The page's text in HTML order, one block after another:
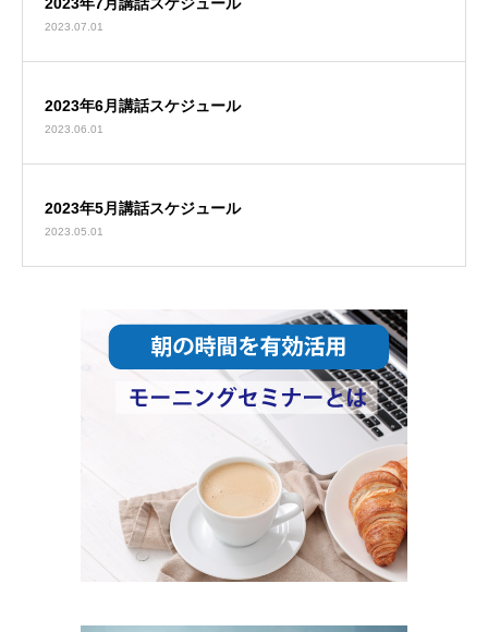
2023.07.01
2023年6月講話スケジュール
2023.06.01
2023年5月講話スケジュール
2023.05.01